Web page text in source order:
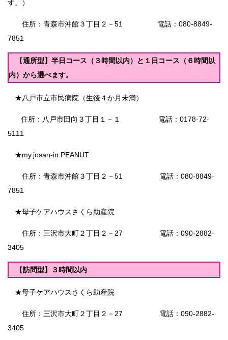
す。）
住所：青森市沖館３丁目２－51 電話：080-8849-
7851
【通所型】半日コース（３時間以内）と１日コース（６時間以
内）から選べます。
★八戸市立市民病院（生後４か月未満）
住所：八戸市田向３丁目１－１ 電話：0178-72-
5111
★my.josan-in PEANUT
住所：青森市沖館３丁目２－51 電話：080-8849-
7851
★母子ケアハウスさくら助産院
住所：三沢市大町２丁目２－27 電話：090-2882-
3405
【訪問型】３時間以内
★母子ケアハウスさくら助産院
住所：三沢市大町２丁目２－27 電話：090-2882-
3405